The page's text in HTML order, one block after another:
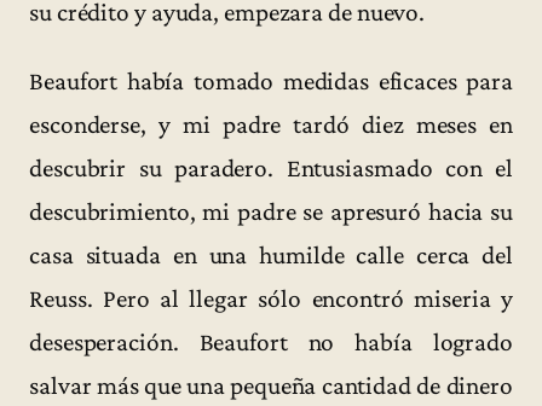
su crédito y ayuda, empezara de nuevo.
Beaufort había tomado medidas eficaces para
esconderse, y mi padre tardó diez meses en
descubrir su paradero. Entusiasmado con el
descubrimiento, mi padre se apresuró hacia su
casa situada en una humilde calle cerca del
Reuss. Pero al llegar sólo encontró miseria y
desesperación. Beaufort no había logrado
salvar más que una pequeña cantidad de dinero